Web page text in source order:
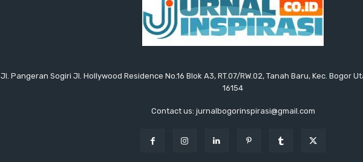
Jl. Pangeran Sogiri Jl. Hollywood Residence No.16 Blok A3, RT.07/RW.02, Tanah Baru, Kec. Bogor
16154
Contact us: jurnalbogorinspirasi@gmail.com